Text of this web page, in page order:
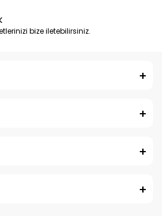
bize iletebilirsiniz.